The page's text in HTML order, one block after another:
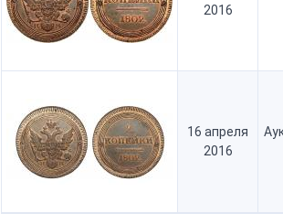
2016
16 апреля
2016